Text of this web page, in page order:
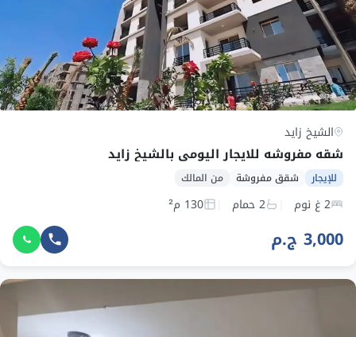
الشيخ زايد
شقه مفروشه للايجار اليومى بالشيخ زايد
للإيجار شقق مفروشة من المالك
2 غ نوم 2 حمام 130 م²
3,000 ج.م